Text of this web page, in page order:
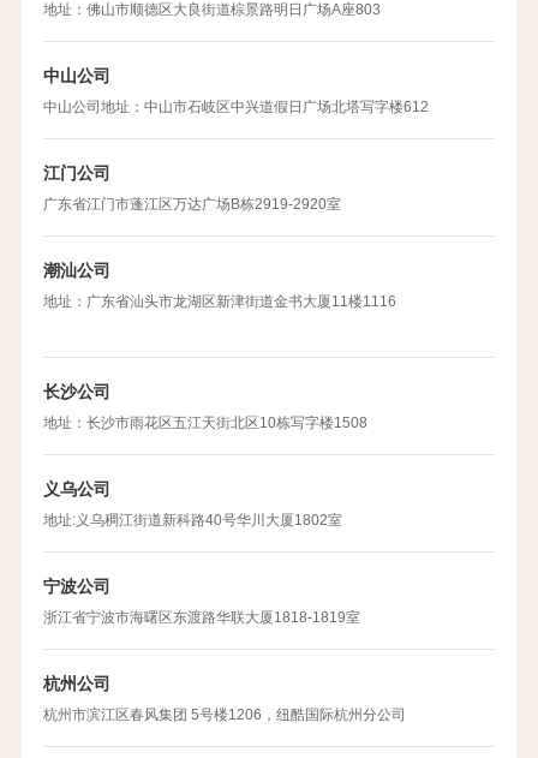
地址：佛山市顺德区大良街道棕景路明日广场A座803
中山公司
中山公司地址：中山市石岐区中兴道假日广场北塔写字楼612
江门公司
广东省江门市蓬江区万达广场B栋2919-2920室
潮汕公司
地址：广东省汕头市龙湖区新津街道金书大厦11楼1116
长沙公司
地址：长沙市雨花区五江天街北区10栋写字楼1508
义乌公司
地址:义乌稠江街道新科路40号华川大厦1802室
宁波公司
浙江省宁波市海曙区东渡路华联大厦1818-1819室
杭州公司
杭州市滨江区春风集团 5号楼1206，纽酷国际杭州分公司